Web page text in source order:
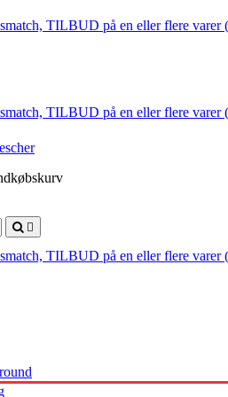
TILBUD på en eller flere varer (
TILBUD på en eller flere varer (

TILBUD på en eller flere varer (